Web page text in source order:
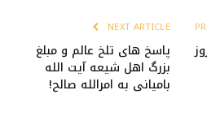
NEXT ARTICLE
پاسخ های تلخ عالم و مبلغ
بزرگ اهل شیعه آیت الله
بامیانی به امرالله صالح!